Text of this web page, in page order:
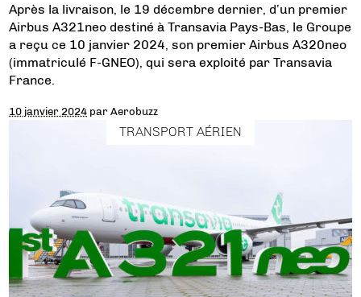
Après la livraison, le 19 décembre dernier, d’un premier
Airbus A321neo destiné à Transavia Pays-Bas, le Groupe
a reçu ce 10 janvier 2024, son premier Airbus A320neo
(immatriculé F-GNEO), qui sera exploité par Transavia
France.
10 janvier 2024 parAerobuzz
TRANSPORT AÉRIEN